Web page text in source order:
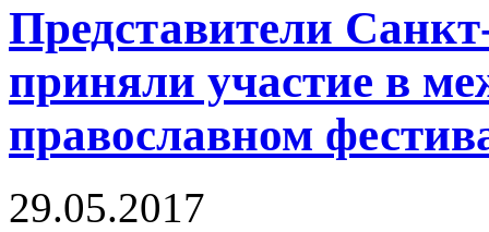
Представители
приняли участие в
православном
29.05.2017